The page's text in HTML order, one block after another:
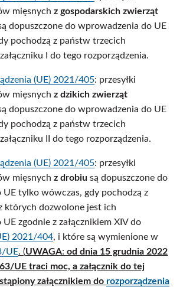
mięsnych z gospodarskich zwierząt
dopuszczone do wprowadzenia do UE
pochodzą z państw trzecich
I do tego rozporządzenia.
(UE) 2021/405: przesyłki
mięsnych z dzikich zwierząt
dopuszczone do wprowadzenia do UE
pochodzą z państw trzecich
II do tego rozporządzenia.
(UE) 2021/405: przesyłki
mięsnych z drobiu są dopuszczone do
tylko wówczas, gdy pochodzą z
których dozwolone jest ich
zgodnie z załącznikiem XIV do
2021/404, i które są wymienione w
UE. (UWAGA: od dnia 15 grudnia 2022
UE traci moc, a załącznik do tej
załącznikiem do rozporządzenia